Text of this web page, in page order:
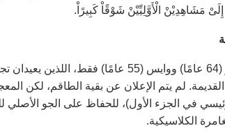
إِلَىْ مَشَاهِدِيْنْ الْأَوَّلِيِّيْنْ شَوْقًاْ كَبِيرًاْ.
حتى الآن، أكد الاستوديو عودة فريزر (64
لم يتم الإعلان عن بقية الطاقم، لكن
في الجزء الأول)، للحفاظ على الجو الأصلي
الكلاسيكية.